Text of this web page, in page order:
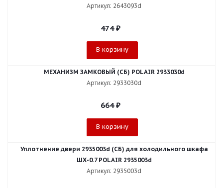
Артикул: 2643093d
474₽
В корзину
МЕХАНИЗМ ЗАМКОВЫЙ (СБ) POLAIR 2933030d
Артикул: 2933030d
664₽
В корзину
Уплотнение двери 2935003d (СБ) для холодильного шкафа
ШХ-0.7 POLAIR 2935003d
Артикул: 2935003d